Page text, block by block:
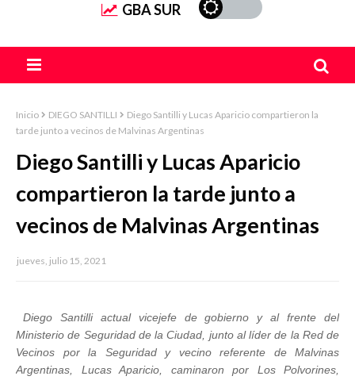
GBA SUR
Inicio DIEGO SANTILLI
Diego Santilli y Lucas Aparicio compartieron la
tarde junto a vecinos de Malvinas Argentinas
Diego Santilli y Lucas Aparicio
compartieron la tarde junto a
vecinos de Malvinas Argentinas
jueves, julio 15, 2021
Diego Santilli actual vicejefe de gobierno y al frente del
Ministerio de Seguridad de la Ciudad, junto al líder de la Red de
Vecinos por la Seguridad y vecino referente de Malvinas
Argentinas, Lucas Aparicio, caminaron por Los Polvorines,